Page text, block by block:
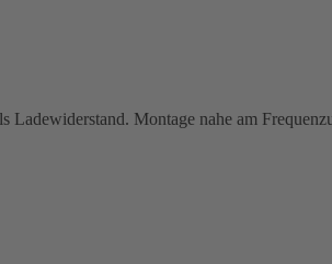
Montage nahe am